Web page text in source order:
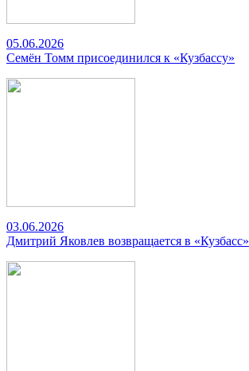
05.06.2026
Семён Томм присоединился к «Кузбассу»
03.06.2026
Дмитрий Яковлев возвращается в «Кузбасс»